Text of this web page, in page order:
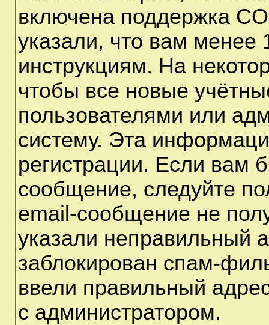
включена поддержка
указали, что вам менее
инструкциям. На
чтобы все новые
пользователями или
систему. Эта
регистрации. Если вам
сообщение, следуйте
email-сообщение не
указали неправильный
заблокирован спам-
ввели правильный
с администратором.